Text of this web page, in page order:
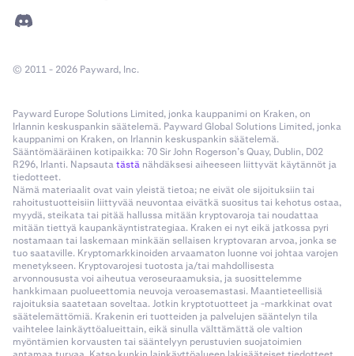
© 2011 - 2026 Payward, Inc.
Payward Europe Solutions Limited, jonka kauppanimi on Kraken, on
Irlannin keskuspankin säätelemä. Payward Global Solutions Limited, jonka
kauppanimi on Kraken, on Irlannin keskuspankin säätelemä.
Sääntömääräinen kotipaikka: 70 Sir John Rogerson’s Quay, Dublin, D02
R296, Irlanti. Napsautatästä nähdäksesi aiheeseen liittyvät käytännöt ja
tiedotteet.
Nämä materiaalit ovat vain yleistä tietoa; ne eivät ole sijoituksiin tai
rahoitustuotteisiin liittyvää neuvontaa eivätkä suositus tai kehotus ostaa,
myydä, steikata tai pitää hallussa mitään kryptovaroja tai noudattaa
mitään tiettyä kaupankäyntistrategiaa. Kraken ei nyt eikä jatkossa pyri
nostamaan tai laskemaan minkään sellaisen kryptovaran arvoa, jonka se
tuo saataville. Kryptomarkkinoiden arvaamaton luonne voi johtaa varojen
menetykseen. Kryptovarojesi tuotosta ja/tai mahdollisesta
arvonnoususta voi aiheutua veroseuraamuksia, ja suosittelemme
hankkimaan puolueettomia neuvoja veroasemastasi. Maantieteellisiä
rajoituksia saatetaan soveltaa. Jotkin kryptotuotteet ja -markkinat ovat
säätelemättömiä. Krakenin eri tuotteiden ja palvelujen sääntelyn tila
vaihtelee lainkäyttöalueittain, eikä sinulla välttämättä ole valtion
myöntämien korvausten tai sääntelyyn perustuvien suojatoimien